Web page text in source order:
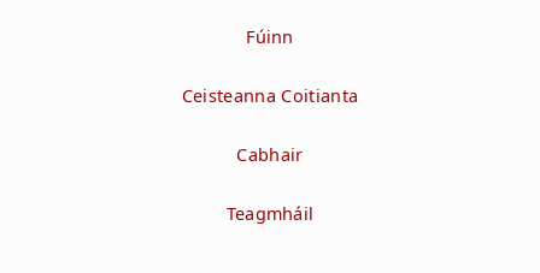
Fúinn
Ceisteanna Coitianta
Cabhair
Teagmháil